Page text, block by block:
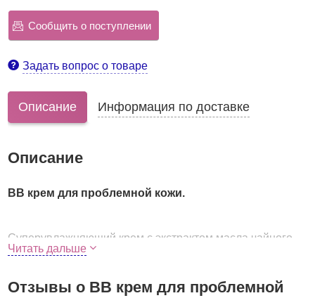
Сообщить о поступлении
Задать вопрос о товаре
Описание Информация по доставке
Описание
ВВ крем для проблемной кожи.
Суперувлажняющий крем с экстрактом масла чайного
дерева.
убирает покраснения, блокирует бактерии и грибок,
Читать дальше
Отзывы о ВВ крем для проблемной